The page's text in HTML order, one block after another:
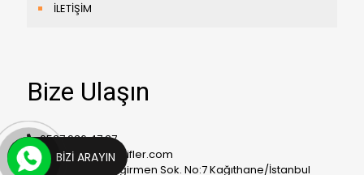
İLETİŞİM
Bize Ulaşın
0537 936 47 37
bilgi@surprizteklifler.com
Yeşilce Mah. Değirmen Sok. No:7 Kağıthane/İstanbul
BIZI ARAYIN